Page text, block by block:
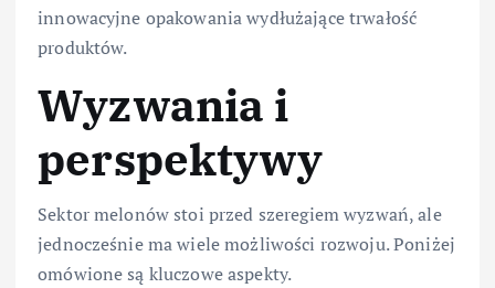
innowacyjne opakowania wydłużające trwałość
produktów.
Wyzwania i
perspektywy
Sektor melonów stoi przed szeregiem wyzwań, ale
jednocześnie ma wiele możliwości rozwoju. Poniżej
omówione są kluczowe aspekty.